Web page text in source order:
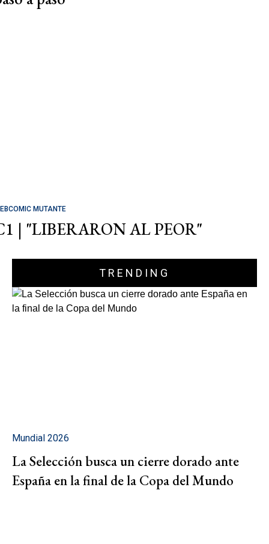
MUTANTE
| "LIBERARON AL PEOR"
TRENDING
Mundial 2026
La Selección busca un cierre dorado ante
España en la final de la Copa del Mundo